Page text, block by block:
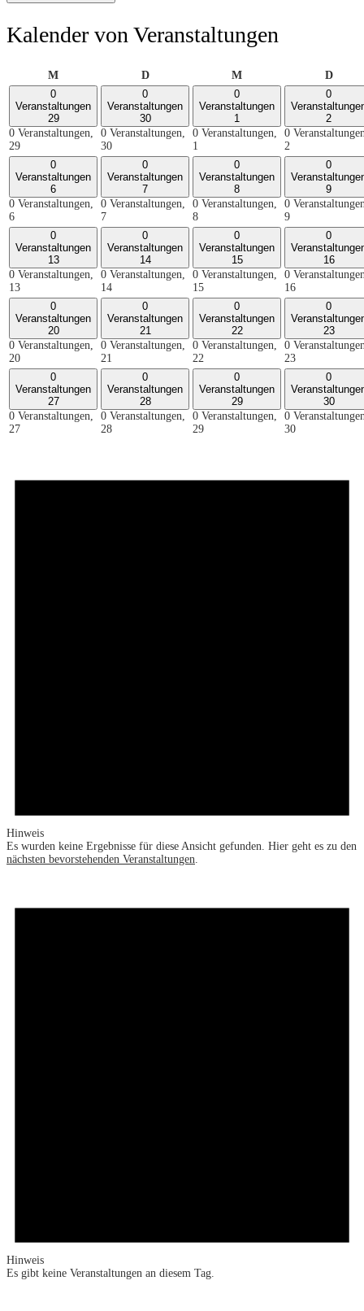
Kalender von Veranstaltungen
MMontag DDienstag MMittwoch D
0
Veranstaltungen
29
0 Veranstaltungen,
29
0
Veranstaltungen
30
0 Veranstaltungen,
30
0
Veranstaltungen
1
0 Veranstaltungen,
1
0
2
0
2
0
Veranstaltungen
6
0 Veranstaltungen,
6
0
Veranstaltungen
7
0 Veranstaltungen,
7
0
Veranstaltungen
8
0 Veranstaltungen,
8
0
9
0
9
0
Veranstaltungen
13
0 Veranstaltungen,
13
0
Veranstaltungen
14
0 Veranstaltungen,
14
0
Veranstaltungen
15
0 Veranstaltungen,
15
0
16
0
16
0
Veranstaltungen
20
0 Veranstaltungen,
20
0
Veranstaltungen
21
0 Veranstaltungen,
21
0
Veranstaltungen
22
0 Veranstaltungen,
22
0
23
0
23
0
Veranstaltungen
27
0 Veranstaltungen,
27
0
Veranstaltungen
28
0 Veranstaltungen,
28
0
Veranstaltungen
29
0 Veranstaltungen,
29
0
30
0
30
Hinweis
Es wurden keine Ergebnisse für diese Ansicht gefunden. Hier geht es zu den
nächsten bevorstehenden Veranstaltungen
Hinweis
Es gibt keine Veranstaltungen an diesem Tag.